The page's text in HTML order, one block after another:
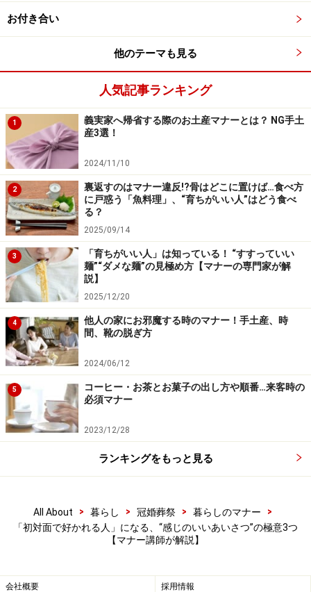
お付き合い
他のテーマも見る
人気記事ランキング
1
義実家へ帰省する際のお土産マナーとは？ NG手土
産3選！
2024/11/10
2
裏返すのはマナー違反!?骨はどこに置けば…食べ方
に戸惑う「魚料理」、“育ちがいい人”はどう食べ
る？
2025/09/14
3
「育ちがいい人」は知っている！ “すすっていい
麺”“ダメな麺”の見極め方【マナーの専門家が解
説】
2025/12/20
4
他人の家にお邪魔する時のマナー！手土産、時
間、靴の脱ぎ方
2024/06/12
5
コーヒー・お茶とお菓子の出し方や順番…来客時の
必須マナー
2023/12/28
ランキングをもっと見る
All About > 暮らし > 冠婚葬祭 > 暮らしのマナー
>
「初対面で好かれる人」になる、“感じのいいあいさつ”の極意3つ
【マナー講師が解説】
会社概要 採用情報